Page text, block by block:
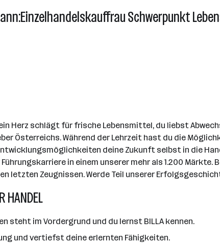
Schwerpunkt
Herz schlägt für frische Lebensmittel, du liebst
Österreichs. Während der Lehrzeit hast du die
deine Zukunft selbst in die
in einem unserer mehr als 1.200
letzten Zeugnissen. Werde Teil unserer
HANDEL
steht im Vordergrund und du lernst BILLA kennen.
und vertiefst deine erlernten Fähigkeiten.